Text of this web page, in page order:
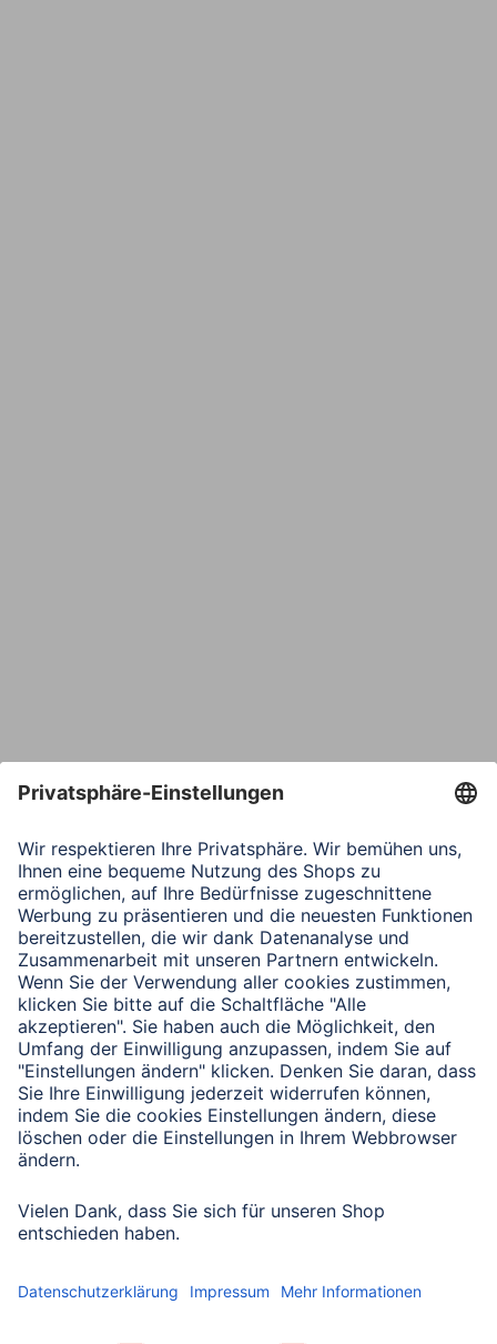
Verbleibende Zeichen: 1000/ 1000
Senden
Mit Absenden des Formulars bestätigen Sie, dass Sie unsere
Datenschutzbestimmungen zur Formulardatenverarbeitung zur
Datenschutz